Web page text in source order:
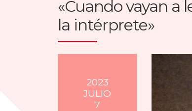
«Cuando vayan a
la intérprete»
2023
JULIO
7